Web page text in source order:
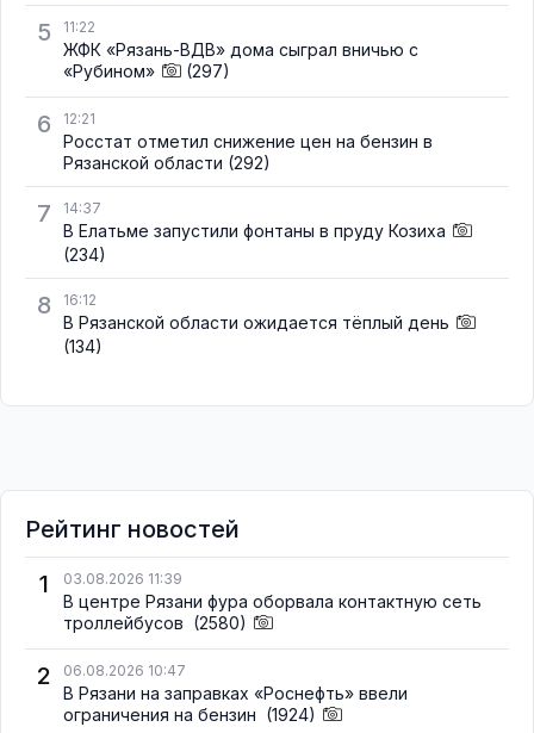
5 11:22
ЖФК «Рязань-ВДВ» дома сыграл вничью с
«Рубином»
(297)
6 12:21
Росстат отметил снижение цен на бензин в
Рязанской области (292)
7 14:37
В Елатьме запустили фонтаны в пруду Козиха
(234)
8 16:12
В Рязанской области ожидается тёплый день
(134)
Рейтинг новостей
1
03.08.2026 11:39
В центре Рязани фура оборвала контактную сеть
троллейбусов (2580)
2 06.08.2026 10:47
В Рязани на заправках «Роснефть» ввели
ограничения на бензин (1924)